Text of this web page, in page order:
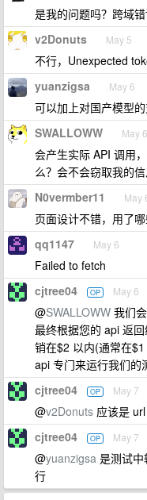
是我的问题吗？跨域
v2Donuts May 5
不行，Unexpected
yuanzigsa May 6
可以加上对国产模型的
SWALLOWW May 6
会产生实际 API 调用
么？会不会窃取我的信
N0vermber11 May
页面设计不错，用了哪
qq1147 May 6
Failed to fetch
cjtree04 OP May 6
@SWALLOWW 我们
最终根据您的 api 返
销在$2 以内(通常在
api 专门来运行我们的
cjtree04 OP May 7
@v2Donuts 应该是
cjtree04 OP May 7
@yuanzigsa 是测试
行